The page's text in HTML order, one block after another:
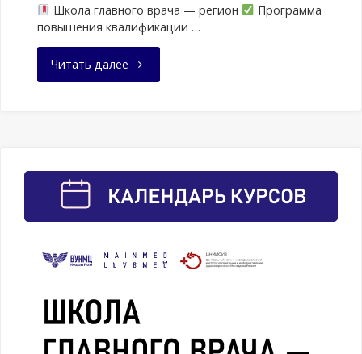
Школа главного врача — регион
Программа
повышения квалификации …
Читать далее"Анонс
повышения
квалификации
профессиональной
переподготовки
медицинского